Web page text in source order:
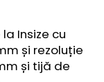
Insize cu
și rezoluție
și tijă de